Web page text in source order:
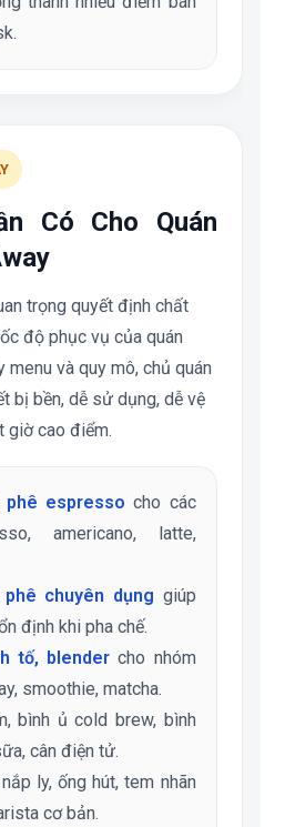
Có Cho Quán
trọng quyết định chất
độ phục vụ của quán
menu và quy mô, chủ quán
bị bền, dễ sử dụng, dễ vệ
giờ cao điểm.
phê espresso cho các
americano, latte,
chuyên dụng giúp
định khi pha chế.
tố, blender cho nhóm
smoothie, matcha.
bình ủ cold brew, bình
cân điện tử.
ly, ống hút, tem nhãn
cơ bản.